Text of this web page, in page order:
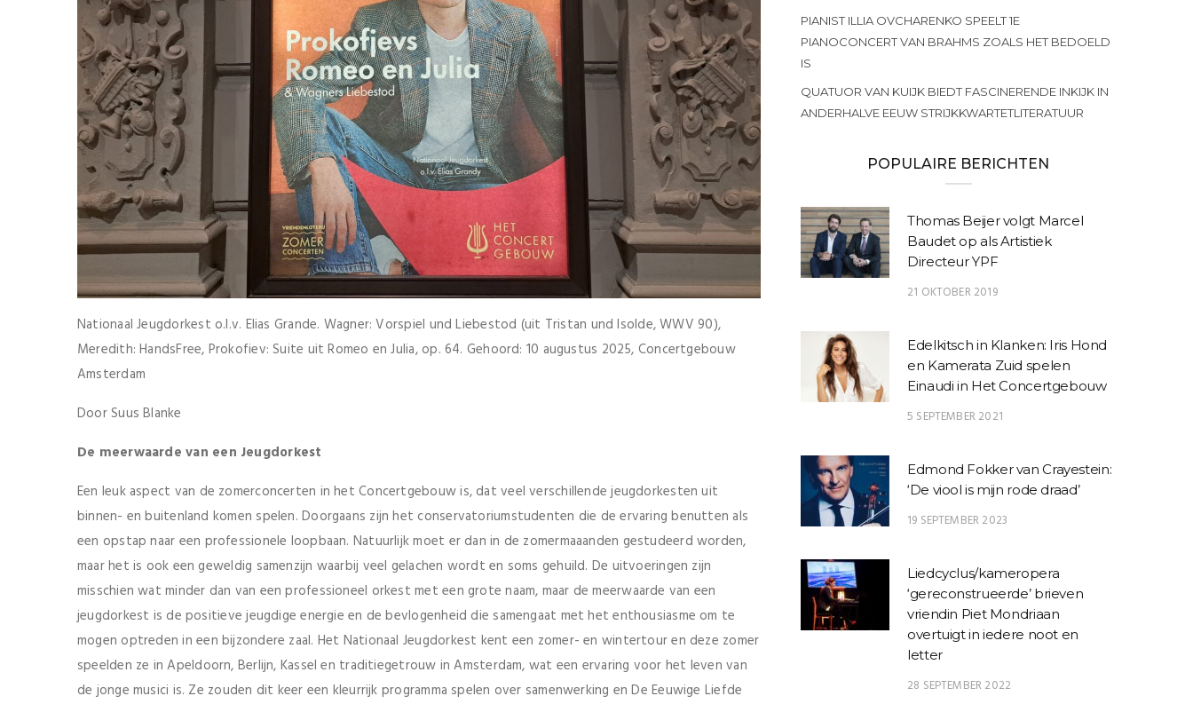
Nationaal Jeugdorkest o.l.v. Elias Grande. Wagner: Vorspiel und Liebestod (uit Tristan und Isolde, WWV 90),
Meredith: HandsFree, Prokofiev: Suite uit Romeo en Julia, op. 64. Gehoord: 10 augustus 2025, Concertgebouw
Amsterdam
Door Suus Blanke
De meerwaarde van een Jeugdorkest
Een leuk aspect van de zomerconcerten in het Concertgebouw is, dat veel verschillende jeugdorkesten uit
binnen- en buitenland komen spelen. Doorgaans zijn het conservatoriumstudenten die de ervaring benutten als
een opstap naar een professionele loopbaan. Natuurlijk moet er dan in de zomermaaanden gestudeerd worden,
maar het is ook een geweldig samenzijn waarbij veel gelachen wordt en soms gehuild. De uitvoeringen zijn
misschien wat minder dan van een professioneel orkest met een grote naam, maar de meerwaarde van een
jeugdorkest is de positieve jeugdige energie en de bevlogenheid die samengaat met het enthousiasme om te
mogen optreden in een bijzondere zaal. Het Nationaal Jeugdorkest kent een zomer- en wintertour en deze zomer
speelden ze in Apeldoorn, Berlijn, Kassel en traditiegetrouw in Amsterdam, wat een ervaring voor het leven van
de jonge musici is. Ze zouden dit keer een kleurrijk programma spelen over samenwerking en De Eeuwige Liefde
PIANIST ILLIA OVCHARENKO SPEELT 1E
PIANOCONCERT VAN BRAHMS ZOALS HET BEDOELD
IS
QUATUOR VAN KUIJK BIEDT FASCINERENDE INKIJK IN
ANDERHALVE EEUW STRIJKKWARTETLITERATUUR
POPULAIRE BERICHTEN
Thomas Beijer volgt Marcel
Baudet op als Artistiek
Directeur YPF
21 OKTOBER 2019
Edelkitsch in Klanken: Iris Hond
en Kamerata Zuid spelen
Einaudi in Het Concertgebouw
5 SEPTEMBER 2021
Edmond Fokker van Crayestein:
‘De viool is mijn rode draad’
19 SEPTEMBER 2023
Liedcyclus/kameropera
‘gereconstrueerde’ brieven
vriendin Piet Mondriaan
overtuigt in iedere noot en
letter
28 SEPTEMBER 2022